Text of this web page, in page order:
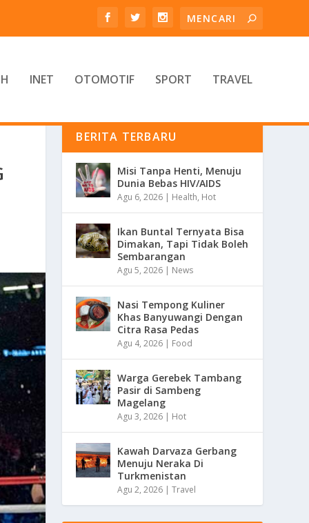
INET OTOMOTIF SPORT TRAVEL
BERITA TERBARU
Misi Tanpa Henti, Menuju
Dunia Bebas HIV/AIDS
Agu 6, 2026 | Health, Hot
Ikan Buntal Ternyata Bisa
Dimakan, Tapi Tidak Boleh
Sembarangan
Agu 5, 2026 | News
Nasi Tempong Kuliner
Khas Banyuwangi Dengan
Citra Rasa Pedas
Agu 4, 2026 | Food
Warga Gerebek Tambang
Pasir di Sambeng
Magelang
Agu 3, 2026 | Hot
Kawah Darvaza Gerbang
Menuju Neraka Di
Turkmenistan
Agu 2, 2026 |Travel